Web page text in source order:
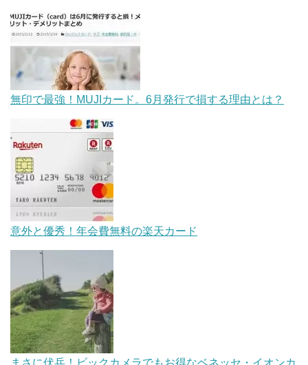
無印で最強！MUJIカード。6月発行で損する理由とは？
意外と優秀！年会費無料の楽天カード